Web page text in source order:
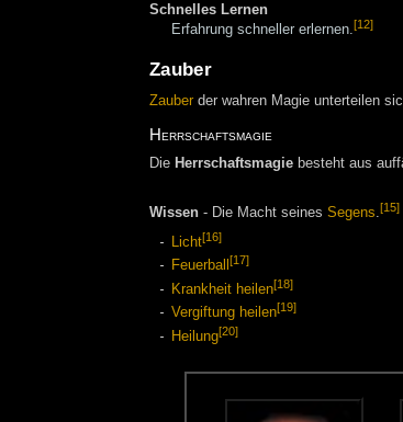
Schnelles Lernen
Erfahrung schneller erlernen.[12]
Zauber
Zauberder wahren Magie unterteilen
Herrschaftsmagie
Die Herrschaftsmagiebesteht aus
Wissen- Die Macht seines Segens.[15]
Licht[16]
Feuerball [17]
Krankheit heilen[18]
Vergiftung heilen[19]
Heilung[20]